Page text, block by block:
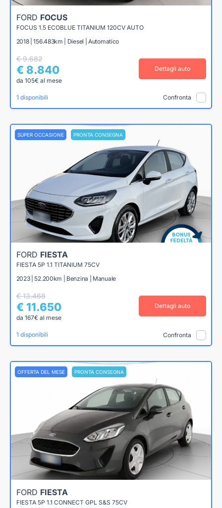
FORD FOCUS
FOCUS 1.5 ECOBLUE TITANIUM 120CV AUTO
2018 | 156.483km | Diesel | Automatico
€ 9.682
€ 8.840
da 105€ al mese
Dettagli auto
1 disponibili Confronta
SUPER OCCASIONE PRONTA CONSEGNA
FORD FIESTA
FIESTA 5P 1.1 TITANIUM 75CV
2023 | 52.200km | Benzina | Manuale
€ 13.468
€ 11.650
da 167€ al mese
Dettagli auto
1 disponibili Confronta
OFFERTA DEL MESE PRONTA CONSEGNA
FORD FIESTA
FIESTA 5P 1.1 CONNECT GPL S&S 75CV